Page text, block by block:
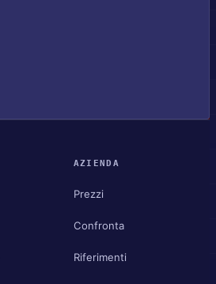
AZIENDA
Prezzi
Confronta
Riferimenti